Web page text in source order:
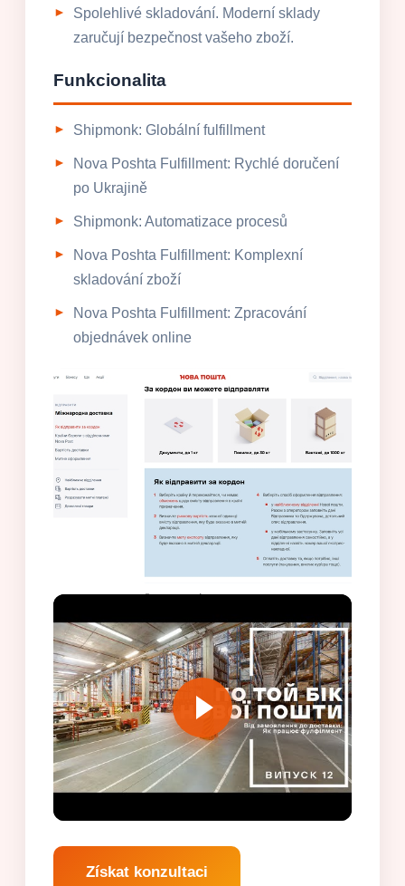
Spolehlivé skladování. Moderní sklady
zaručují bezpečnost vašeho zboží.
Funkcionalita
Shipmonk: Globální fulfillment
Nova Poshta Fulfillment: Rychlé doručení
po Ukrajině
Shipmonk: Automatizace procesů
Nova Poshta Fulfillment: Komplexní
skladování zboží
Nova Poshta Fulfillment: Zpracování
objednávek online
Získat konzultaci